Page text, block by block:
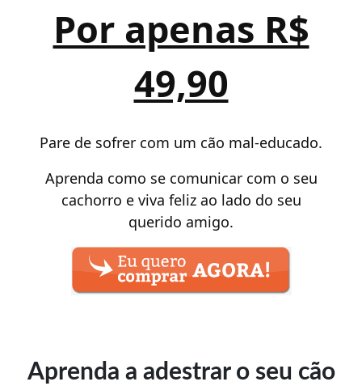
Por apenas R$
49,90
Pare de sofrer com um cão mal-educado.
Aprenda como se comunicar com o seu
cachorro e viva feliz ao lado do seu
querido amigo.
Aprenda a adestrar o seu cão